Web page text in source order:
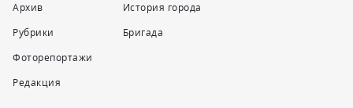
Архив
Рубрики
Фоторепортажи
Редакция
История города
Бригада